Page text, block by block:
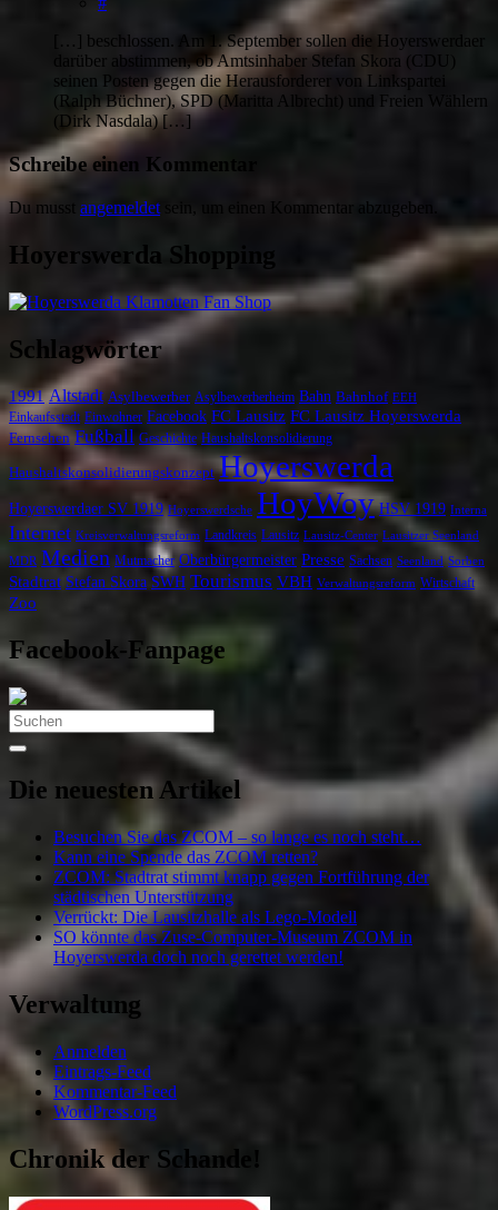
[…] beschlossen. Am 1. September sollen die Hoyerswerdaer
darüber abstimmen, ob Amtsinhaber Stefan Skora (CDU)
seinen Posten gegen die Herausforderer von Linkspartei
(Ralph Büchner), SPD (Maritta Albrecht) und Freien Wählern
(Dirk Nasdala) […]
Schreibe einen Kommentar
Du musst angemeldet sein, um einen Kommentar abzugeben.
Hoyerswerda Shopping
Schlagwörter
1991 Altstadt Asylbewerber Asylbewerberheim Bahn Bahnhof EEH
Einkaufsstadt Einwohner Facebook FC Lausitz FC Lausitz Hoyerswerda
Fernsehen Fußball Geschichte Haushaltskonsolidierung
Haushaltskonsolidierungskonzept Hoyerswerda
Hoyerswerdaer SV 1919 Hoyerswerdsche HoyWoy HSV 1919 Interna
Internet Kreisverwaltungsreform Landkreis Lausitz Lausitz-Center Lausitzer Seenland
MDR Medien Mutmacher Oberbürgermeister Presse Sachsen Seenland Sorben
Stadtrat Stefan Skora SWH Tourismus VBH Verwaltungsreform Wirtschaft
Zoo
Facebook-Fanpage
Search
for:
Die neuesten Artikel
Besuchen Sie das ZCOM – so lange es noch steht…
Kann eine Spende das ZCOM retten?
ZCOM: Stadtrat stimmt knapp gegen Fortführung der
städtischen Unterstützung
Verrückt: Die Lausitzhalle als Lego-Modell
SO könnte das Zuse-Computer-Museum ZCOM in
Hoyerswerda doch noch gerettet werden!
Verwaltung
Anmelden
Eintrags-Feed
Kommentar-Feed
WordPress.org
Chronik der Schande!